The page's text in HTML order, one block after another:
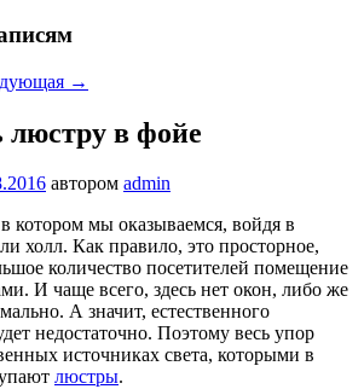
→
в фойе
автором admin
котором мы оказываемся, войдя в
холл. Как правило, это просторное,
количество посетителей помещение
И чаще всего, здесь нет окон, либо же
А значит, естественного
недостаточно. Поэтому весь упор
источниках света, которыми в
люстры.